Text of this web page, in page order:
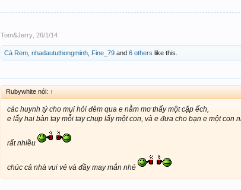
29 9227 7269
Tom&Jerry 26/1/14
Cà Rem nhadaututhongminh Fine_79 and 6 others like this.
Rubywhite nói: ↑
các huynh tỷ cho mụi hỏi đêm qua e nằm mơ thấy một cặp ếch,
e lấy hai bàn tay mỗi tay chụp lấy một con, và e đưa cho bạn e một
rất nhiều
chúc cả nhà vui vẻ và đầy may mắn nhé